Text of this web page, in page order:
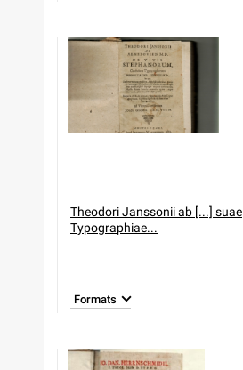
Theodori Janssonii ab [...] suae
Typographiae...
Formats